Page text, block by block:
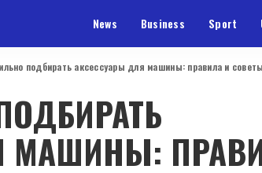
News Business Sport
подбирать аксессуары для машины: правила и советы
МАШИНЫ: